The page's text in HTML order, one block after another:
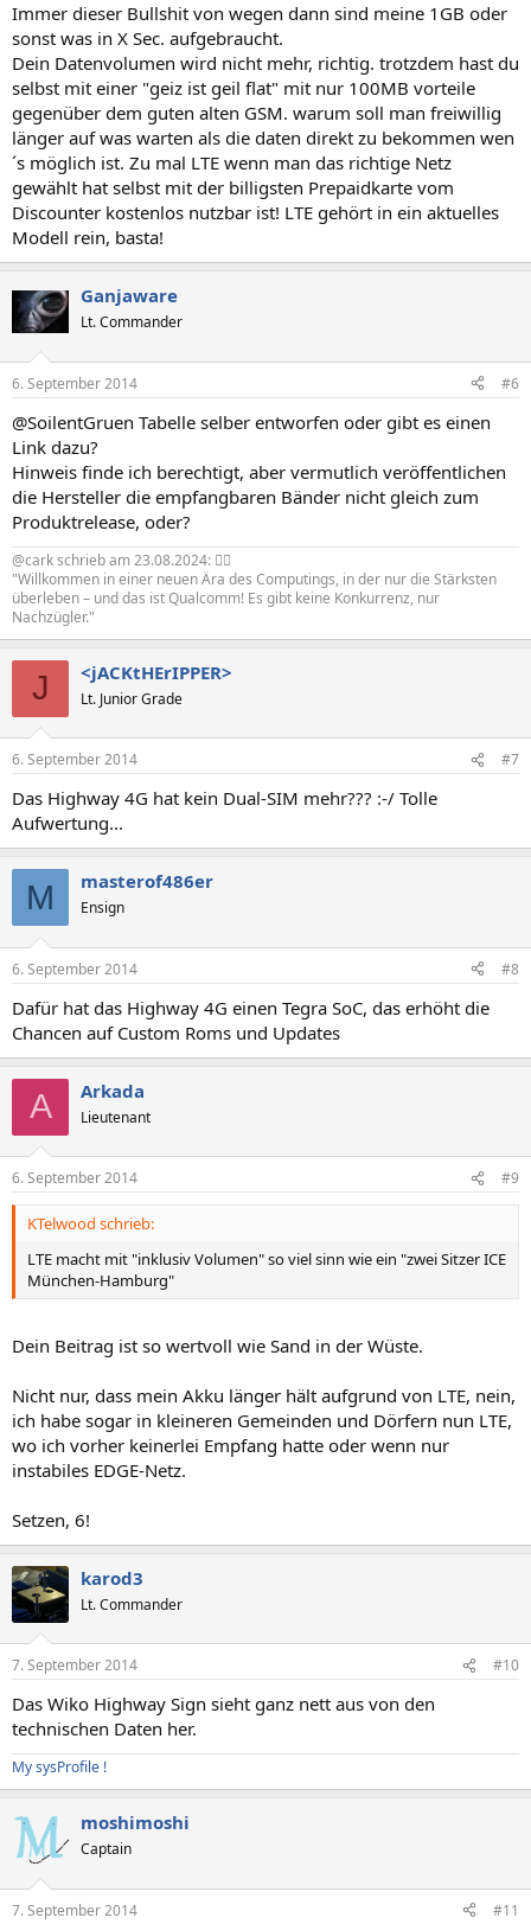
Immer dieser Bullshit von wegen dann sind meine 1GB oder
sonst was in X Sec. aufgebraucht.
Dein Datenvolumen wird nicht mehr, richtig. trotzdem hast du
selbst mit einer "geiz ist geil flat" mit nur 100MB vorteile
gegenüber dem guten alten GSM. warum soll man freiwillig
länger auf was warten als die daten direkt zu bekommen wen
´s möglich ist. Zu mal LTE wenn man das richtige Netz
gewählt hat selbst mit der billigsten Prepaidkarte vom
Discounter kostenlos nutzbar ist! LTE gehört in ein aktuelles
Modell rein, basta!
Ganjaware
Lt. Commander
6. September 2014 #6
@SoilentGruen Tabelle selber entworfen oder gibt es einen
Link dazu?
Hinweis finde ich berechtigt, aber vermutlich veröffentlichen
die Hersteller die empfangbaren Bänder nicht gleich zum
Produktrelease, oder?
@cark schrieb am 23.08.2024: 🧙‍♂️
"Willkommen in einer neuen Ära des Computings, in der nur die Stärksten
überleben – und das ist Qualcomm! Es gibt keine Konkurrenz, nur
Nachzügler."
J <jACKtHErIPPER>
Lt. Junior Grade
6. September 2014 #7
Das Highway 4G hat kein Dual-SIM mehr??? :-/ Tolle
Aufwertung...
M masterof486er
Ensign
6. September 2014 #8
Dafür hat das Highway 4G einen Tegra SoC, das erhöht die
Chancen auf Custom Roms und Updates
A Arkada
Lieutenant
6. September 2014 #9
KTelwood schrieb:
LTE macht mit "inklusiv Volumen" so viel sinn wie ein "zwei Sitzer ICE
München-Hamburg"
Dein Beitrag ist so wertvoll wie Sand in der Wüste.
Nicht nur, dass mein Akku länger hält aufgrund von LTE, nein,
ich habe sogar in kleineren Gemeinden und Dörfern nun LTE,
wo ich vorher keinerlei Empfang hatte oder wenn nur
instabiles EDGE-Netz.
Setzen, 6!
karod3
Lt. Commander
7. September 2014 #10
Das Wiko Highway Sign sieht ganz nett aus von den
technischen Daten her.
My sysProfile !
moshimoshi
Captain
7. September 2014 #11